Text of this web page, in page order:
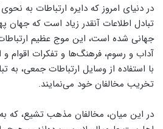
در دنیای امروز که دایره ارتباطات به
تبادل اطلاعات آنقدر زیاد است که جهان
جهانی شده است، این موج عظیم
آداب و رسوم، فرهنگ‌ها و تفکرات
با استفاده از وسایل ارتباطات جمعی،
تخریب مخالفان خود می‌نمایند.
در این میان، مخالفان مذهب تشیع، که